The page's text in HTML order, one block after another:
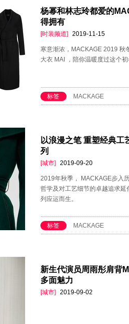
杨幂和林志玲都爱的
得拥有
[时装频道] 2019-11-15
寒意渐浓，MACKAGE 2019
大衣 MAI ，陪你温暖度过这个
标签 MACKAGE
以浪漫之笔 重塑经典
列
[城市] 2019-09-20
2019年秋季， MACKAGE步入
哲学及对工艺细节的卓越追求
列应运而生。
标签 MACKAGE
新生代演员周雨彤肩背
多面魅力
[城市] 2019-09-02